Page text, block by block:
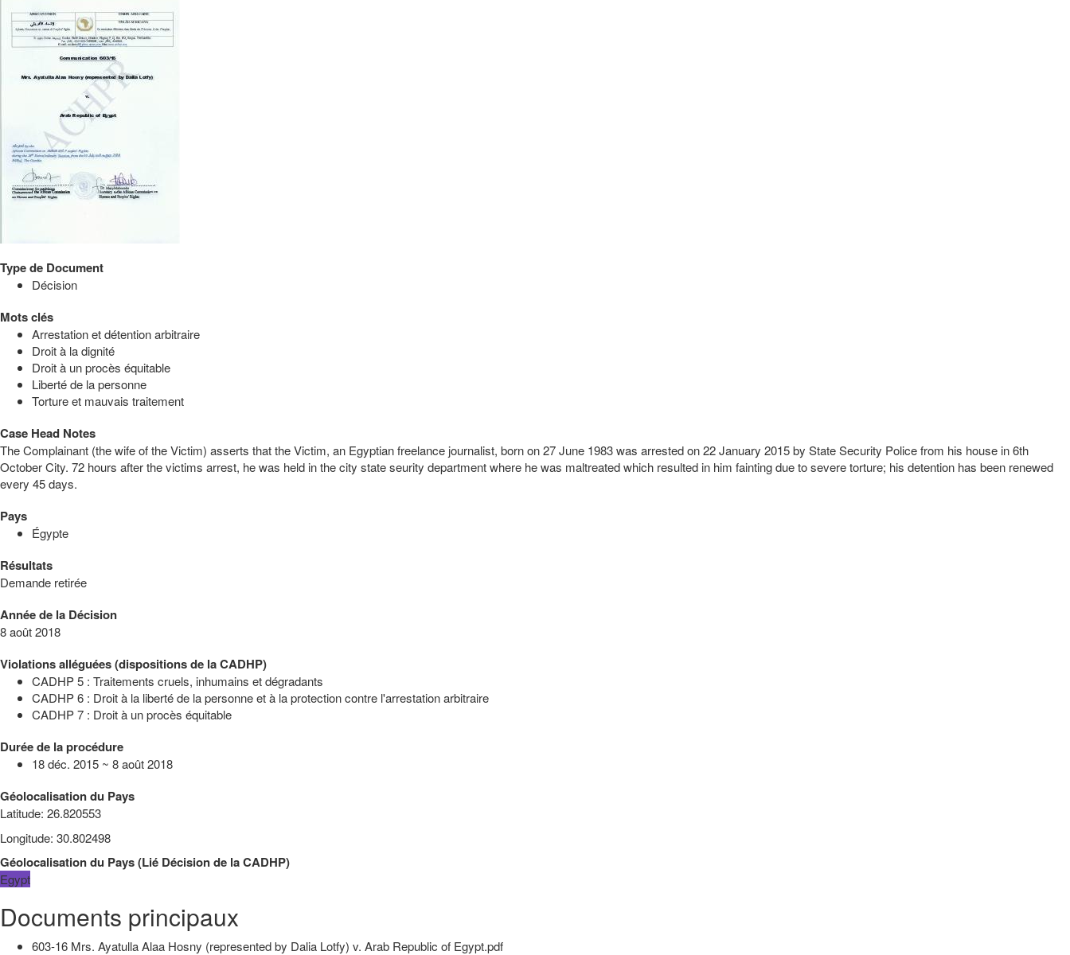
Type de Document
Décision
Mots clés
Arrestation et détention arbitraire
Droit à la dignité
Droit à un procès équitable
Liberté de la personne
Torture et mauvais traitement
Case Head Notes
The Complainant (the wife of the Victim) asserts that the Victim, an Egyptian freelance journalist, born on 27 June 1983 was arrested on 22 January 2015 by State Security Police from his house in 6th
October City. 72 hours after the victims arrest, he was held in the city state seurity department where he was maltreated which resulted in him fainting due to severe torture; his detention has been renewed
every 45 days.
Pays
Égypte
Résultats
Demande retirée
Année de la Décision
8 août 2018
Violations alléguées (dispositions de la CADHP)
CADHP 5 : Traitements cruels, inhumains et dégradants
CADHP 6 : Droit à la liberté de la personne et à la protection contre l'arrestation arbitraire
CADHP 7 : Droit à un procès équitable
Durée de la procédure
18 déc. 2015 ~ 8 août 2018
Géolocalisation du Pays
Latitude: 26.820553
Longitude: 30.802498
Géolocalisation du Pays(Lié Décision de la CADHP)
Egypt
Documents principaux
603-16 Mrs. Ayatulla Alaa Hosny (represented by Dalia Lotfy) v. Arab Republic of Egypt.pdf